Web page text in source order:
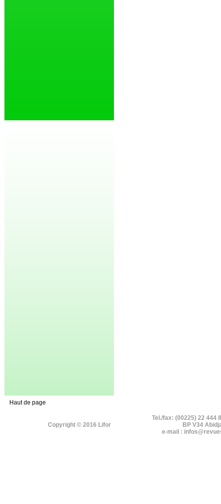
Haut de page
Copyright © 2016 Lifor
Tel./fax: (00225) 22 444
BP V34
e-mail :